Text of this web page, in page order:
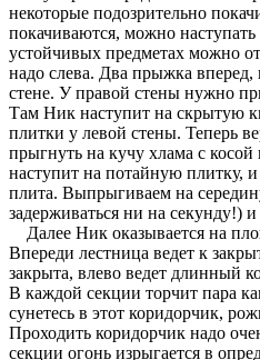
некоторые подозрительно
покачиваются, можно
устойчивых предметах можно
надо слева. Два прыжка
стене. У правой стены нужно
Там Ник наступит на скрытую
плитки у левой стены. Теперь
прыгнуть на кучу хлама с
наступит на потайную плитку,
плита. Выпрыгиваем на
задерживаться ни на секунду!)
Далее Ник оказывается на
Впереди лестница ведет к
закрыта, влево ведет длинный
В каждой секции торчит пара
сунетесь в этот коридорчик,
Проходить коридорчик надо
секции огонь изрыгается в